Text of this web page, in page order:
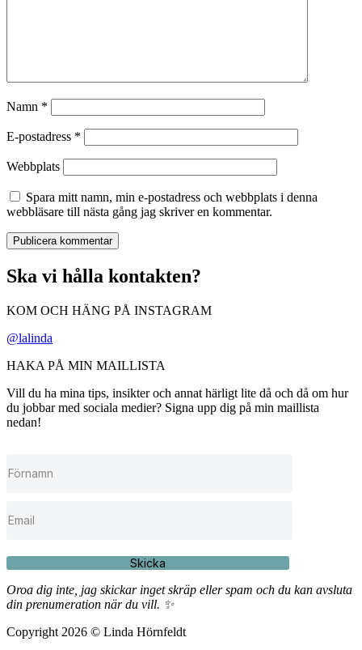
Namn *
E-postadress *
Webbplats
Spara mitt namn, min e-postadress och webbplats i denna
webbläsare till nästa gång jag skriver en kommentar.
Ska vi hålla kontakten?
KOM OCH HÄNG PÅ INSTAGRAM
@lalinda
HAKA PÅ MIN MAILLISTA
Vill du ha mina tips, insikter och annat härligt lite då och då om hur
du jobbar med sociala medier? Signa upp dig på min maillista
nedan!
Skicka
Oroa dig inte, jag skickar inget skräp eller spam och du kan avsluta
din prenumeration när du vill. ✨
Copyright 2026 © Linda Hörnfeldt